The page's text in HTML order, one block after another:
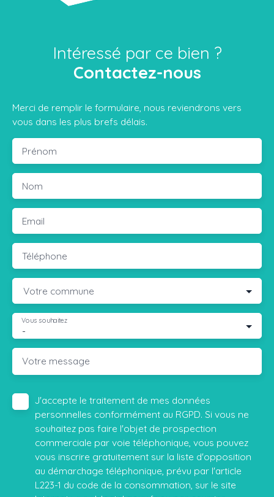
Intéressé par ce bien ?
Contactez-nous
Merci de remplir le formulaire, nous reviendrons vers
vous dans les plus brefs délais.
Prénom
Nom
Email
Téléphone
Votre commune
-
Vous souhaitez
Votre message
J'accepte le traitement de mes données
personnelles conformément au RGPD. Si vous ne
souhaitez pas faire l'objet de prospection
commerciale par voie téléphonique, vous pouvez
vous inscrire gratuitement sur la liste d'opposition
au démarchage téléphonique, prévu par l'article
L223-1 du code de la consommation, sur le site